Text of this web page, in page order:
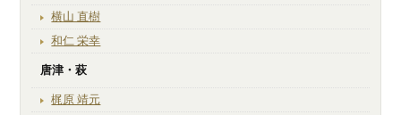
横山 直樹
和仁 栄幸
唐津・萩
梶原 靖元